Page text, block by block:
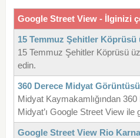
Google Street View - İlginizi
15 Temmuz Şehitler
15 Temmuz Şehitler Köprüsü
edin.
360 Derece Midyat Görüntüsü
Midyat Kaymakamlığından 360
Midyat’ı Google Street View ile
Google Street View Rio